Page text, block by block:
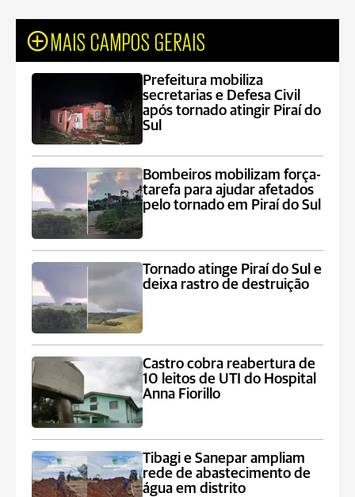
MAIS CAMPOS GERAIS
Prefeitura mobiliza
secretarias e Defesa Civil
após tornado atingir Piraí do
Sul
Bombeiros mobilizam força-
tarefa para ajudar afetados
pelo tornado em Piraí do Sul
Tornado atinge Piraí do Sul e
deixa rastro de destruição
Castro cobra reabertura de
10 leitos de UTI do Hospital
Anna Fiorillo
Tibagi e Sanepar ampliam
rede de abastecimento de
água em distrito